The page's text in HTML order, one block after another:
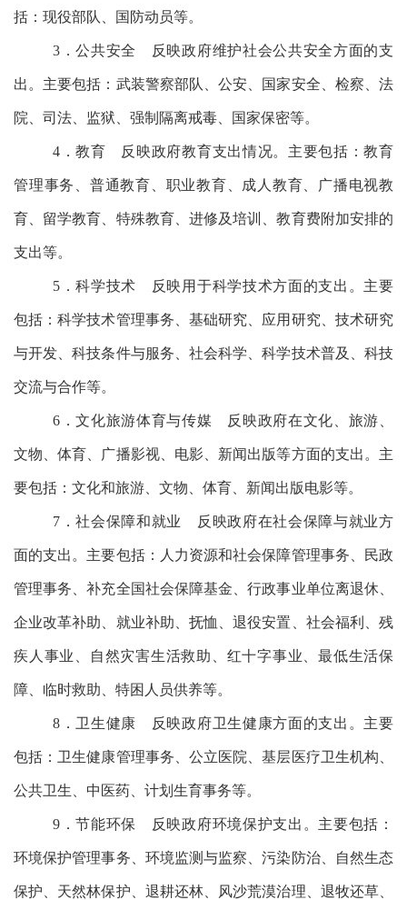
括：现役部队、国防动员等。
3．公共安全 反映政府维护社会公共安全方面的支
出。主要包括：武装警察部队、公安、国家安全、检察、法
院、司法、监狱、强制隔离戒毒、国家保密等。
4．教育 反映政府教育支出情况。主要包括：教育
管理事务、普通教育、职业教育、成人教育、广播电视教
育、留学教育、特殊教育、进修及培训、教育费附加安排的
支出等。
5．科学技术 反映用于科学技术方面的支出。主要
包括：科学技术管理事务、基础研究、应用研究、技术研究
与开发、科技条件与服务、社会科学、科学技术普及、科技
交流与合作等。
6．文化旅游体育与传媒 反映政府在文化、旅游、
文物、体育、广播影视、电影、新闻出版等方面的支出。主
要包括：文化和旅游、文物、体育、新闻出版电影等。
7．社会保障和就业 反映政府在社会保障与就业方
面的支出。主要包括：人力资源和社会保障管理事务、民政
管理事务、补充全国社会保障基金、行政事业单位离退休、
企业改革补助、就业补助、抚恤、退役安置、社会福利、残
疾人事业、自然灾害生活救助、红十字事业、最低生活保
障、临时救助、特困人员供养等。
8．卫生健康 反映政府卫生健康方面的支出。主要
包括：卫生健康管理事务、公立医院、基层医疗卫生机构、
公共卫生、中医药、计划生育事务等。
9．节能环保 反映政府环境保护支出。主要包括：
环境保护管理事务、环境监测与监察、污染防治、自然生态
保护、天然林保护、退耕还林、风沙荒漠治理、退牧还草、